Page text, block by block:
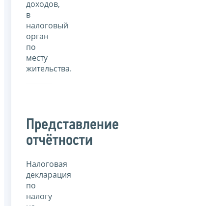
доходов,
в
налоговый
орган
по
месту
жительства.
Представление
отчётности
Налоговая
декларация
по
налогу